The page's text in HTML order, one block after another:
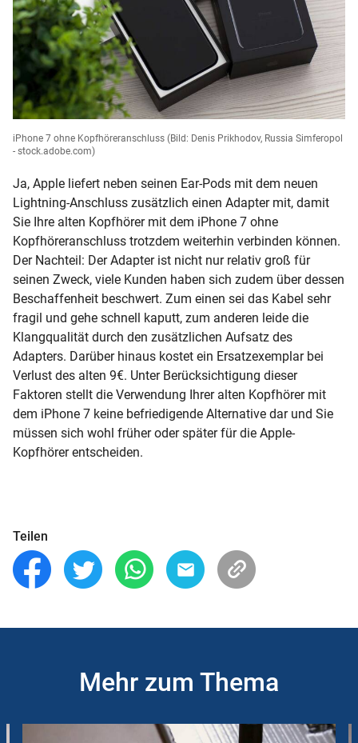
iPhone 7 ohne Kopfhöreranschluss (Bild: Denis Prikhodov, Russia Simferopol
- stock.adobe.com)
Ja, Apple liefert neben seinen Ear-Pods mit dem neuen
Lightning-Anschluss zusätzlich einen Adapter mit, damit
Sie Ihre alten Kopfhörer mit dem iPhone 7 ohne
Kopfhöreranschluss trotzdem weiterhin verbinden können.
Der Nachteil: Der Adapter ist nicht nur relativ groß für
seinen Zweck, viele Kunden haben sich zudem über dessen
Beschaffenheit beschwert. Zum einen sei das Kabel sehr
fragil und gehe schnell kaputt, zum anderen leide die
Klangqualität durch den zusätzlichen Aufsatz des
Adapters. Darüber hinaus kostet ein Ersatzexemplar bei
Verlust des alten 9€. Unter Berücksichtigung dieser
Faktoren stellt die Verwendung Ihrer alten Kopfhörer mit
dem iPhone 7 keine befriedigende Alternative dar und Sie
müssen sich wohl früher oder später für die Apple-
Kopfhörer entscheiden.
Teilen
Mehr zum Thema